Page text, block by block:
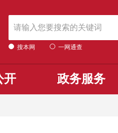
搜本网 一网通查
开 政务服务